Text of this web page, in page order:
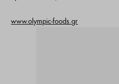
www.olympic-foods.gr